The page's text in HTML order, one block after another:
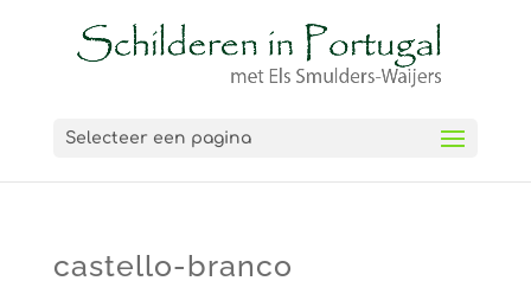
Selecteer een pagina
castello-branco